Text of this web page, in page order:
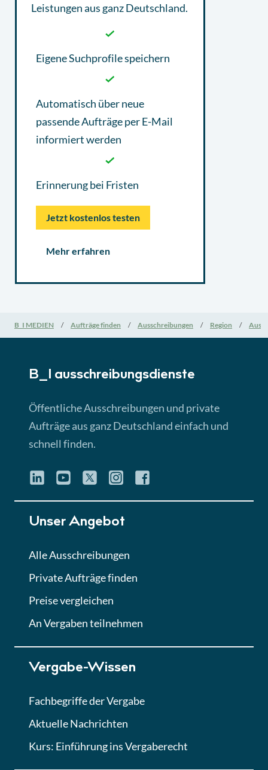
Leistungen aus ganz Deutschland.
Eigene Suchprofile speichern
Automatisch über neue
passende Aufträge per E-Mail
informiert werden
Erinnerung bei Fristen
Jetzt kostenlos testen
Mehr erfahren
B_I MEDIEN Aufträge finden Ausschreibungen Region
B_I ausschreibungs­dienste
Öffentliche Ausschreibungen und private
Aufträge aus ganz Deutschland einfach und
schnell finden.
Unser Angebot
Alle Ausschreibungen
Private Aufträge finden
Preise vergleichen
An Vergaben teilnehmen
Vergabe-Wissen
Fachbegriffe der Vergabe
Aktuelle Nachrichten
Kurs: Einführung ins Vergaberecht